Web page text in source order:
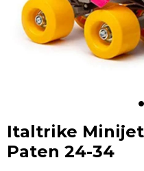
Italtrike Minijet
Paten 24-34